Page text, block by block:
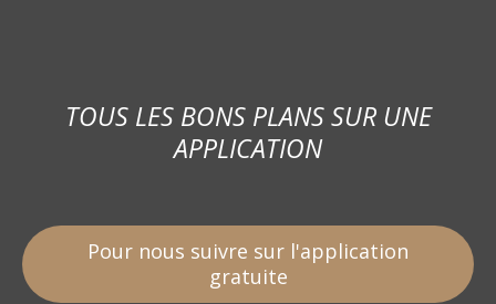
TOUS LES BONS PLANS SUR UNE
APPLICATION
Pour nous suivre sur l'application
gratuite